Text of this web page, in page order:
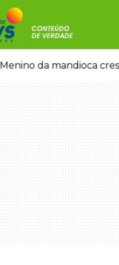
Menino da mandioca